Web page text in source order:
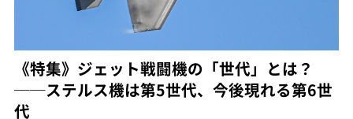
《特集》ジェット戦闘機の「世代」とは？
──ステルス機は第5世代、今後現れる第6世
代